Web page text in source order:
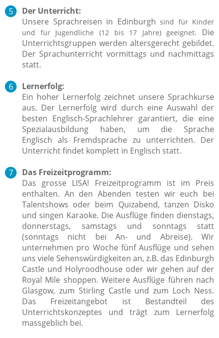
Der Unterricht:
Unsere Sprachreisen in Edinburgh sind für Kinder
und für Jugendliche (12 bis 17 Jahre) geeignet.
Die
Unterrichtsgruppen werden altersgerecht gebildet.
Der Sprachunterricht vormittags und nachmittags
statt.
Lernerfolg:
Ein hoher Lernerfolg zeichnet unsere Sprachkurse
aus. Der Lernerfolg wird durch eine Auswahl der
besten Englisch-Sprachlehrer garantiert, die eine
Spezialausbildung haben, um die Sprache
Englisch als Fremdsprache zu unterrichten. Der
Unterricht findet komplett in Englisch statt.
Das Freizeitprogramm:
Das grosse LISA! Freizeitprogramm ist im Preis
enthalten. An den Abenden testen wir euch bei
Talentshows oder beim Quizabend, tanzen Disko
und singen Karaoke. Die Ausflüge finden dienstags,
donnerstags, samstags und sonntags statt
(sonntags nicht bei An- und Abreise). Wir
unternehmen pro Woche fünf Ausflüge und sehen
uns viele Sehenswürdigkeiten an, z.B. das Edinburgh
Castle und Holyroodhouse oder wir gehen auf der
Royal Mile shoppen. Weitere Ausflüge führen nach
Glasgow, zum Stirling Castle und zum Loch Ness.
Das Freizeitangebot ist Bestandteil des
Unterrichtskonzeptes und trägt zum Lernerfolg
massgeblich bei.